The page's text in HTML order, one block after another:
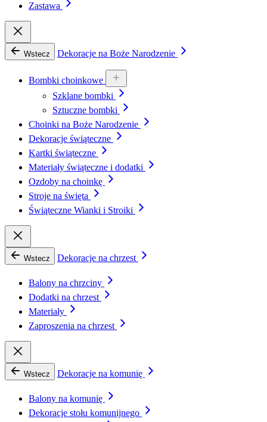
Zastawa
Wstecz Dekoracje na Boże Narodzenie
Bombki choinkowe
Szklane bombki
Sztuczne bombki
Choinki na Boże Narodzenie
Dekoracje świąteczne
Kartki świąteczne
Materiały świąteczne i dodatki
Ozdoby na choinkę
Stroje na święta
Świąteczne Wianki i Stroiki
Wstecz Dekoracje na chrzest
Balony na chrzciny
Dodatki na chrzest
Materiały
Zaproszenia na chrzest
Wstecz Dekoracje na komunię
Balony na komunię
Dekoracje stołu komunijnego